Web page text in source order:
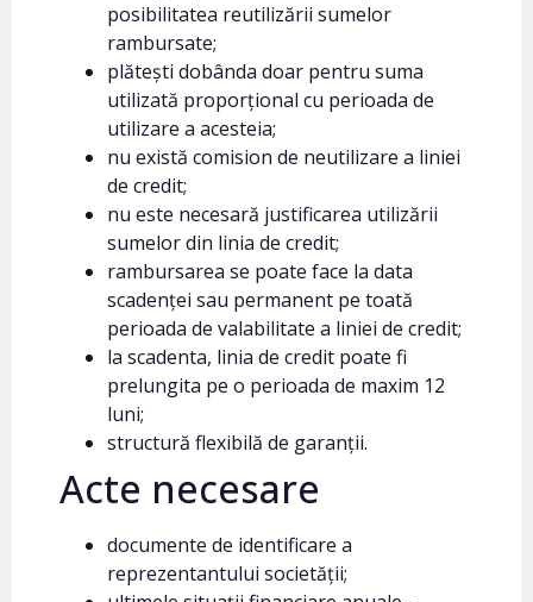
posibilitatea reutilizării sumelor
rambursate;
plătești dobânda doar pentru suma
utilizată proporțional cu perioada de
utilizare a acesteia;
nu există comision de neutilizare a liniei
de credit;
nu este necesară justificarea utilizării
sumelor din linia de credit;
rambursarea se poate face la data
scadenței sau permanent pe toată
perioada de valabilitate a liniei de credit;
la scadenta, linia de credit poate fi
prelungita pe o perioada de maxim 12
luni;
structură flexibilă de garanții.
Acte necesare
documente de identificare a
reprezentantului societății;